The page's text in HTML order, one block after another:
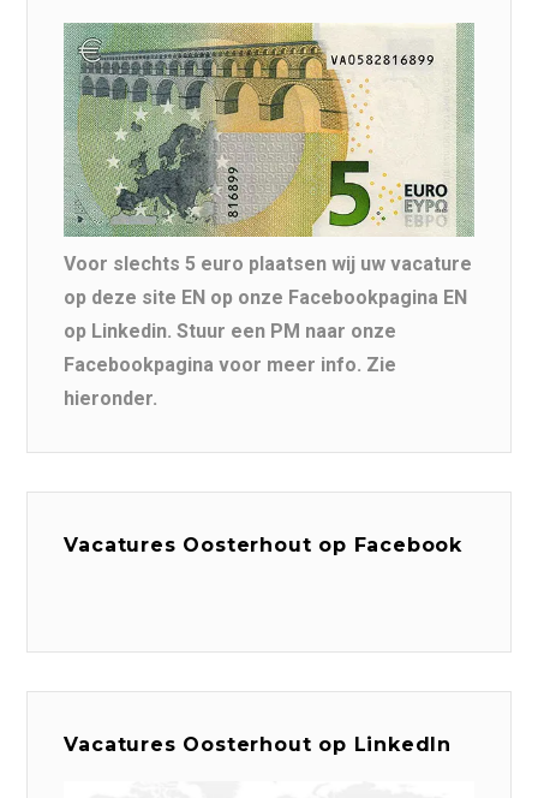
Voor slechts 5 euro plaatsen wij uw vacature
op deze site EN op onze Facebookpagina EN
op Linkedin. Stuur een PM naar onze
Facebookpagina voor meer info. Zie
hieronder.
Vacatures Oosterhout op Facebook
Vacatures Oosterhout op LinkedIn